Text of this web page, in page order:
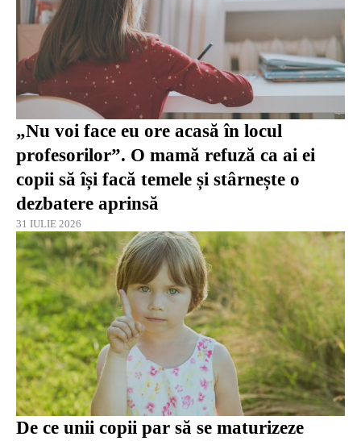
„Nu voi face eu ore acasă în locul
profesorilor”. O mamă refuză ca ai ei
copii să își facă temele și stârnește o
dezbatere aprinsă
31 IULIE 2026
De ce unii copii par să se maturizeze